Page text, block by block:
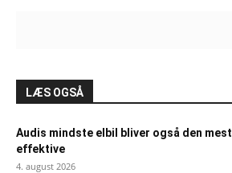
LÆS OGSÅ
Audis mindste elbil bliver også den mest
effektive
4. august 2026